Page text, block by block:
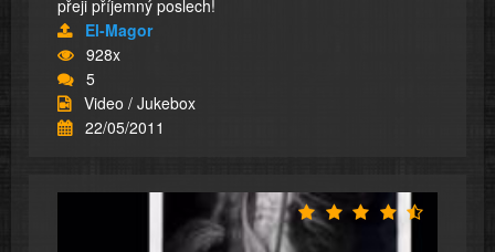
přeji příjemný poslech!
El-Magor
928x
5
Video / Jukebox
22/05/2011